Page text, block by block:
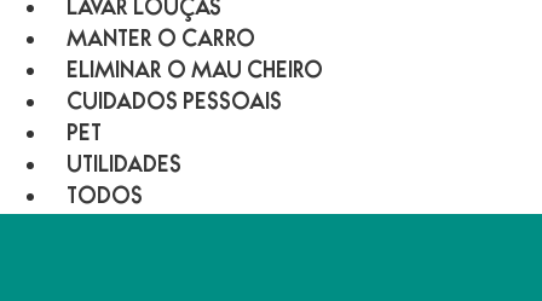
LAVAR LOUÇAS
MANTER O CARRO
ELIMINAR O MAU CHEIRO
CUIDADOS PESSOAIS
PET
UTILIDADES
TODOS